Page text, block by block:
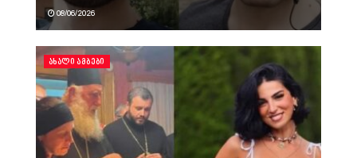
08/06/2026
ᲐᲮᲐᲚᲘ ᲐᲛᲑᲔᲑᲘ